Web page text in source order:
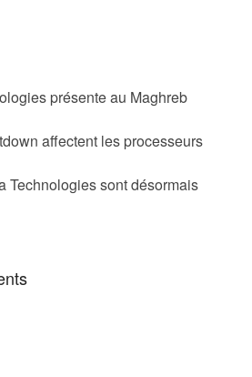
présente au Maghreb
affectent les processeurs
Technologies sont désormais